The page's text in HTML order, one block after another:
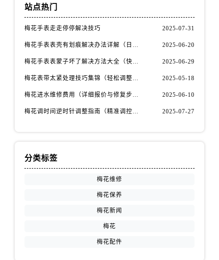
广西省南宁市青秀区金湖路59号地王大厦12楼1224室售后服务中心（需提前预约）
安徽省合肥市蜀山区潜山路111号万象城华润大厦B座12楼03室售后服务中心（需提前预约）
福建省泉州市丰泽区宝洲路729号浦西万达中心写字楼A座7楼709室售后服务中心（需提前预约）
云南省昆明市盘龙区北京路928号同德昆明广场写字楼10层06室售后服务中心（需提前预约）
站点热门
梅花手表走走停停解决技巧 2025-07-31
梅花手表表壳有划痕解决办法详解（日常保养与修复技巧指南） 2025-06-20
梅花手表表蒙子坏了解决方法大全（快速修复指南） 2025-06-29
梅花表带太紧处理技巧集锦（轻松调整佩戴舒适度的方法） 2025-05-18
梅花进水维修费用（详细报价与修复步骤） 2025-06-10
梅花调时间逆时针调整指南（精准调控的秘诀） 2025-07-27
分类标签
梅花维修
梅花保养
梅花新闻
梅花
梅花配件